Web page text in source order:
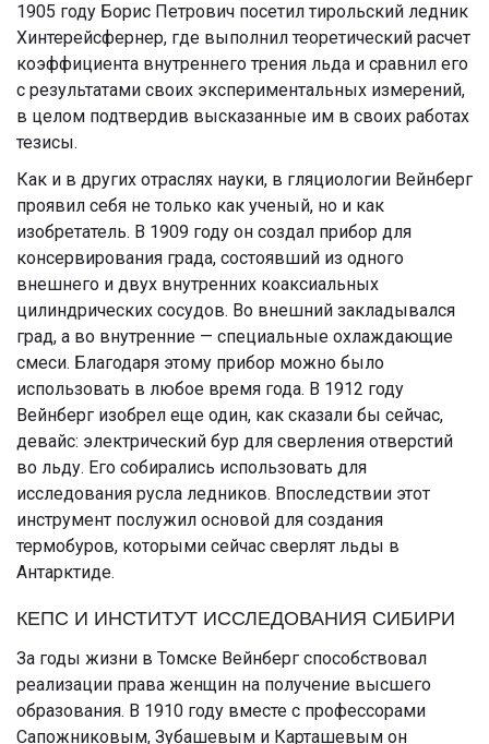
1905 году Борис Петрович посетил тирольский ледник
Хинтерейсфернер, где выполнил теоретический расчет
коэффициента внутреннего трения льда и сравнил его
с результатами своих экспериментальных измерений,
в целом подтвердив высказанные им в своих работах
тезисы.
Как и в других отраслях науки, в гляциологии Вейнберг
проявил себя не только как ученый, но и как
изобретатель. В 1909 году он создал прибор для
консервирования града, состоявший из одного
внешнего и двух внутренних коаксиальных
цилиндрических сосудов. Во внешний закладывался
град, а во внутренние — специальные охлаждающие
смеси. Благодаря этому прибор можно было
использовать в любое время года. В 1912 году
Вейнберг изобрел еще один, как сказали бы сейчас,
девайс: электрический бур для сверления отверстий
во льду. Его собирались использовать для
исследования русла ледников. Впоследствии этот
инструмент послужил основой для создания
термобуров, которыми сейчас сверлят льды в
Антарктиде.
КЕПС И ИНСТИТУТ ИССЛЕДОВАНИЯ СИБИРИ
За годы жизни в Томске Вейнберг способствовал
реализации права женщин на получение высшего
образования. В 1910 году вместе с профессорами
Сапожниковым, Зубашевым и Карташевым он